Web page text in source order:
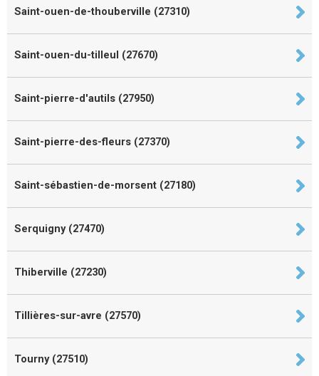
Saint-ouen-de-thouberville (27310)
Saint-ouen-du-tilleul (27670)
Saint-pierre-d'autils (27950)
Saint-pierre-des-fleurs (27370)
Saint-sébastien-de-morsent (27180)
Serquigny (27470)
Thiberville (27230)
Tillières-sur-avre (27570)
Tourny (27510)